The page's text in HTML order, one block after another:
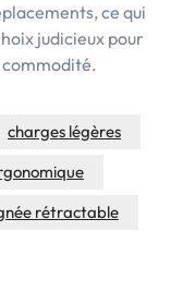
ce qui
judicieux pour
commodité.
charges légères
rétractable